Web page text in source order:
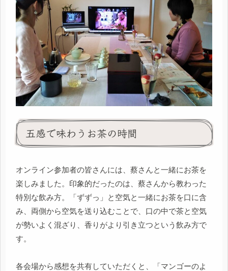
五感で味わうお茶の時間
オンライン参加者の皆さんには、蔡さんと一緒にお茶を
楽しみました。印象的だったのは、蔡さんから教わった
特別な飲み方。「ずずっ」と空気と一緒にお茶を口に含
み、両側から空気を送り込むことで、口の中で茶と空気
が勢いよく混ざり、香りがより引き立つという飲み方で
す。
各会場から感想を共有していただくと、「マンゴーのよ